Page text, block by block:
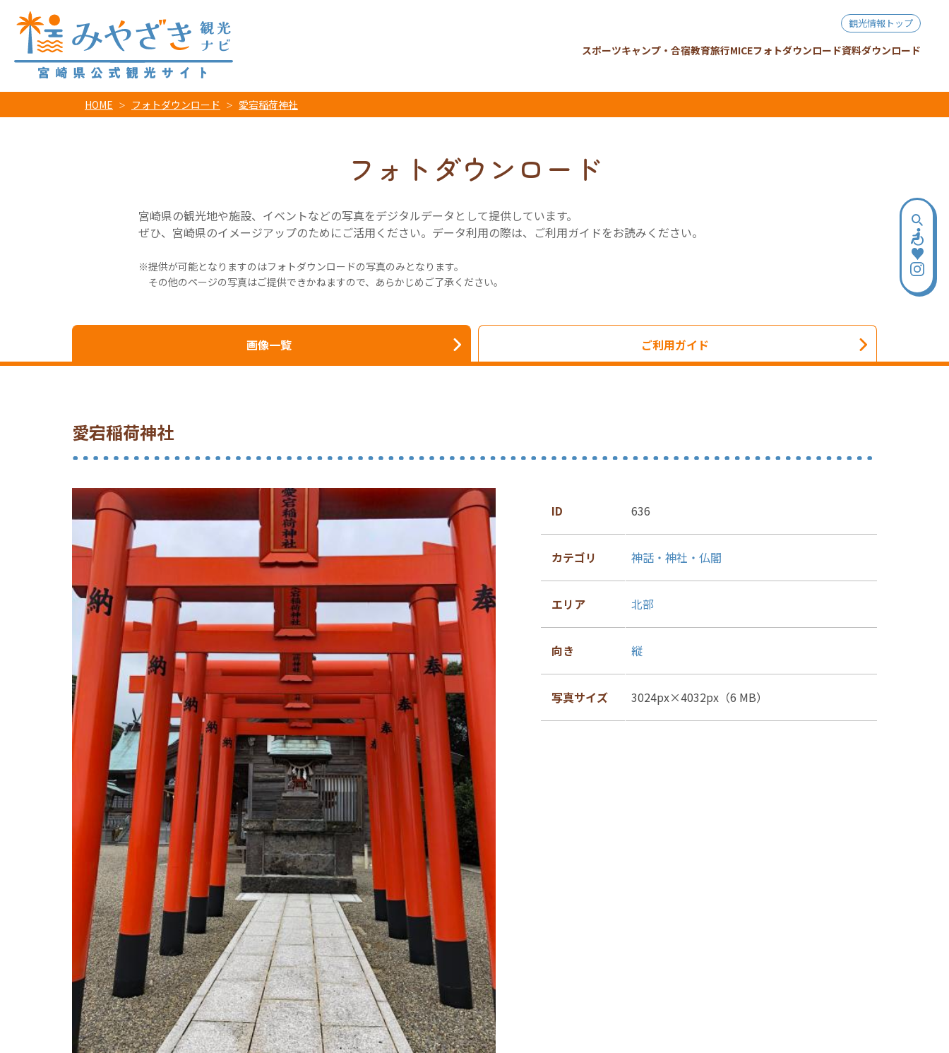
観光情報トップ
スポーツキャンプ・合宿教育旅行MICEフォトダウンロード資料ダウンロード
HOME フォトダウンロード 愛宕稲荷神社
フォトダウンロード
宮崎県の観光地や施設、イベントなどの写真をデジタルデータとして提供しています。
ぜひ、宮崎県のイメージアップのためにご活用ください。データ利用の際は、ご利用ガイドをお読みください。
提供が可能となりますのはフォトダウンロードの写真のみとなります。
その他のページの写真はご提供できかねますので、あらかじめご了承ください。
画像一覧 ご利用ガイド
愛宕稲荷神社
ID 636
カテゴリ 神話・神社・仏閣
エリア 北部
向き 縦
写真サイズ 3024px×4032px（6 MB）